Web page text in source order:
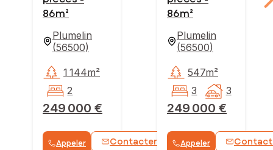
86m²
Plumelin
(56500)
249 000 €
1 144m²
2
Appeler Contacter WhatsApp
86m²
Plumelin
(56500)
249 000 €
547m²
3
3
Appeler